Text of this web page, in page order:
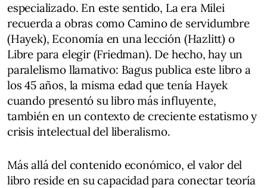
especializado. En este sentido, La era Milei
recuerda a obras como Camino de servidumbre
(Hayek), Economía en una lección (Hazlitt) o
Libre para elegir (Friedman). De hecho, hay un
paralelismo llamativo: Bagus publica este libro a
los 45 años, la misma edad que tenía Hayek
cuando presentó su libro más influyente,
también en un contexto de creciente estatismo y
crisis intelectual del liberalismo.
Más allá del contenido económico, el valor del
libro reside en su capacidad para conectar teoría